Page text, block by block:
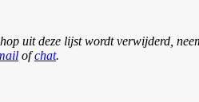
uit deze lijst wordt verwijderd,
ofchat.